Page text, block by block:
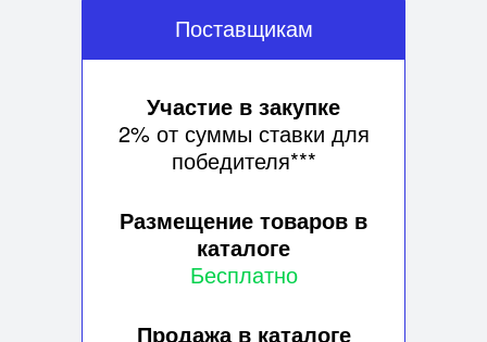
Поставщикам
Размещение товаров в
каталоге
Участие в закупке
2% от суммы ставки для